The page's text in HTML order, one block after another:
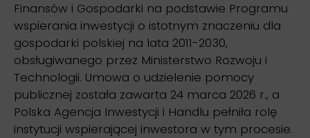
Finansów i Gospodarki na podstawie Programu
wspierania inwestycji o istotnym znaczeniu dla
gospodarki polskiej na lata 2011-2030,
obsługiwanego przez Ministerstwo Rozwoju i
Technologii. Umowa o udzielenie pomocy
publicznej została zawarta 24 marca 2026 r., a
Polska Agencja Inwestycji i Handlu pełniła rolę
instytucji wspierającej inwestora w tym procesie.